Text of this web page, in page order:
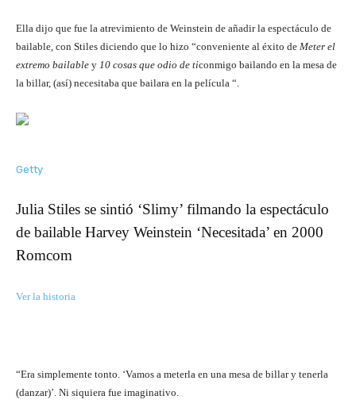
Ella dijo que fue la atrevimiento de Weinstein de añadir la espectáculo de
bailable, con Stiles diciendo que lo hizo “conveniente al éxito de Meter el
extremo bailable y 10 cosas que odio de ticonmigo bailando en la mesa de
la billar, (así) necesitaba que bailara en la película “.
Getty
Julia Stiles se sintió ‘Slimy’ filmando la espectáculo
de bailable Harvey Weinstein ‘Necesitada’ en 2000
Romcom
Ver la historia
“Era simplemente tonto. ‘Vamos a meterla en una mesa de billar y tenerla
(danzar)’. Ni siquiera fue imaginativo.